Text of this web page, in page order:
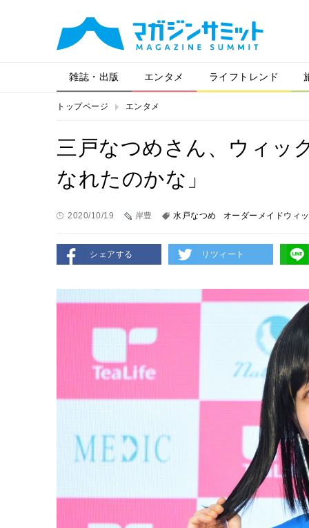
雑誌・出版 エンタメ ライフトレンド
トップページ エンタメ
三戸なつめさん、ウィッ
なれたのかな」
2020/10/19 岸豊 水戸なつめ オーダーメイドウィ
シェアする リツィート